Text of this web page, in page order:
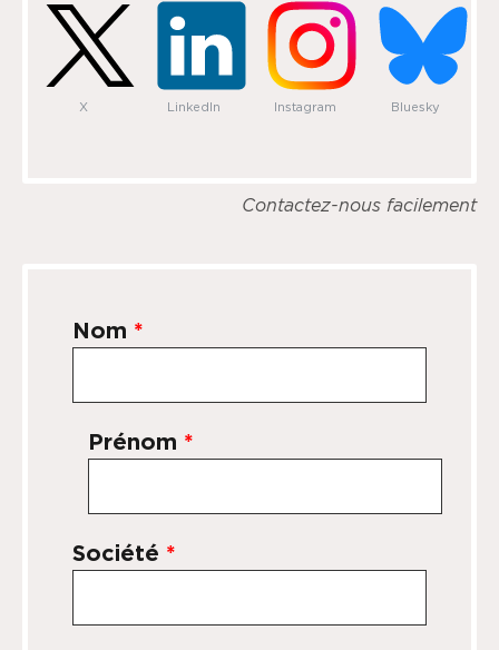
X LinkedIn Instagram Bluesky
Contactez-nous facilement
Nom *
Prénom *
Société *